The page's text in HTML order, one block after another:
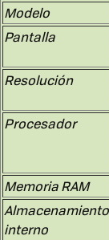
Modelo
Pantalla
Resolución
Procesador
Memoria RAM
Almacenamiento
interno